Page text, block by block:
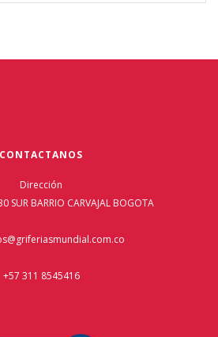
CONTACTANOS
Dirección
SUR BARRIO CARVAJAL BOGOTA
+57 311 8545416